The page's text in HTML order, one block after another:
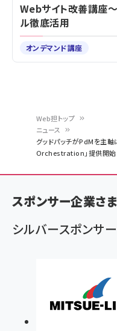
く
ず
Web担トップ
ニュース
グッドパッチがPdMを主
Orchestration」提供開始
Webサイト改善講座
ル徹底活用
オンデマンド講座
スポンサー企業さま
シルバースポンサー